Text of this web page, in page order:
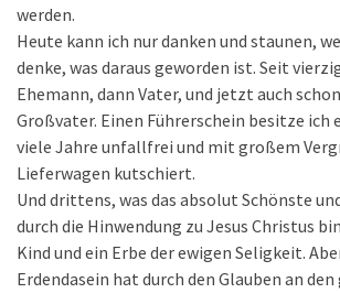
werden.
Heute kann ich nur danken und staunen,
denke, was daraus geworden ist. Seit
Ehemann, dann Vater, und jetzt auch
Großvater. Einen Führerschein besitze ich
viele Jahre unfallfrei und mit großem
Lieferwagen kutschiert.
Und drittens, was das absolut Schönste
durch die Hinwendung zu Jesus Christus
Kind und ein Erbe der ewigen Seligkeit.
Erdendasein hat durch den Glauben an